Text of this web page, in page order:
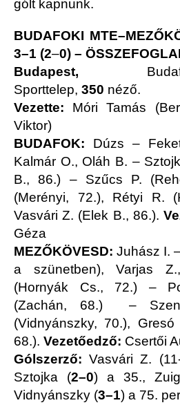
gólt kapnunk.
BUDAFOKI
3–1 (2–0) –
Budapest,
Sporttelep, 350 néző.
Vezette: Móri Tamás
Viktor)
BUDAFOK: Dúzs –
Kalmár O., Oláh B. –
B., 86.) – Szűcs P.
(Merényi, 72.), Rétyi R.
Vasvári Z. (Elek B., 86.).
Géza
MEZŐKÖVESD: Juhász I.
a szünetben), Varjas
(Hornyák Cs., 72.) –
(Zachán, 68.) –
(Vidnyánszky, 70.),
68.). Vezetőedző: Csertői
Gólszerző:Vasvári Z.
Sztojka
(2–0) a 35.,
Vidnyánszky (3–1) a 75.